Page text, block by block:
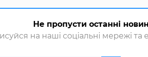
Не пропусти останні
на наші соціальні мережі та